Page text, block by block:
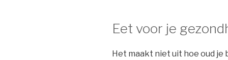
Eet voor je
Het maakt niet uit hoe oud